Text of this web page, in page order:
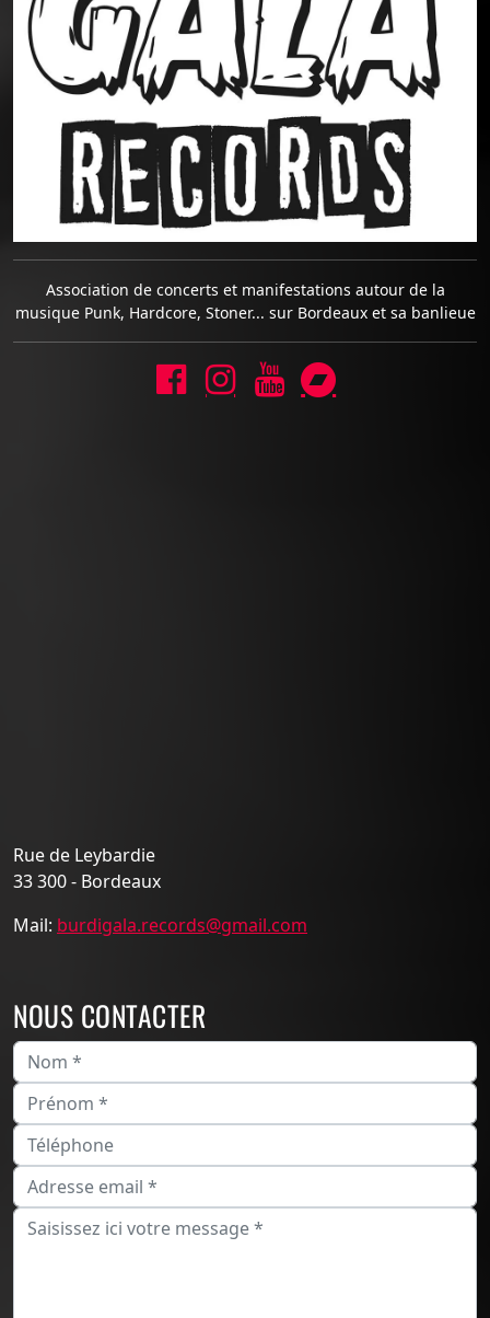
Association de concerts et manifestations autour de la
musique Punk, Hardcore, Stoner... sur Bordeaux et sa banlieue
Rue de Leybardie
33 300 - Bordeaux
Mail: burdigala.records@gmail.com
NOUS CONTACTER